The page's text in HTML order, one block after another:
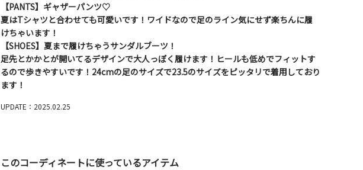
【PANTS】ギャザーパンツ♡
夏はTシャツと合わせても可愛いです！ワイドなので足のライン気にせず楽ちんに履
けちゃいます！
【SHOES】夏まで履けちゃうサンダルブーツ！
足先とかかとが開いてるデザインで大人っぽく履けます！ヒールも低めでフィットす
るので歩きやすいです！24cmの足のサイズで23.5のサイズをピッタリで着用しており
ます！
UPDATE：2025.02.25
このコーディネートに使っているアイテム